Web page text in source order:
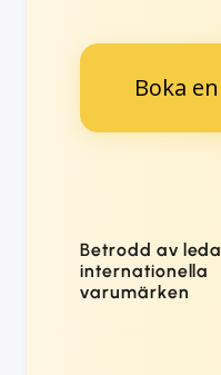
Boka
Betrodd av
internationella
varumärken